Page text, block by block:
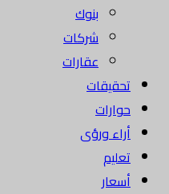
بنوك
شركات
عقارات
تحقيقات
حوارات
أراء ورؤى
تعليم
أسعار